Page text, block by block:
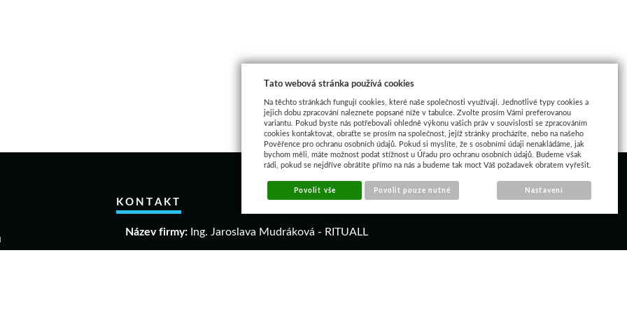
KONTAKT
Název firmy:Ing. Jaroslava Mudráková - RITUALL
Tato webová stránka používá cookies
Na těchto stránkách fungují cookies, které naše společnosti využívají. Jednotlivé typy cookies a
jejich dobu zpracování naleznete popsané níže v tabulce. Zvolte prosím Vámi preferovanou
variantu. Pokud byste nás potřebovali ohledně výkonu vašich práv v souvislosti se zpracováním
cookies kontaktovat, obraťte se prosím na společnost, jejíž stránky procházíte, nebo na našeho
Pověřence pro ochranu osobních údajů. Pokud si myslíte, že s osobními údaji nenakládáme, jak
bychom měli, máte možnost podat stížnost u Úřadu pro ochranu osobních údajů. Budeme však
rádi, pokud se nejdříve obrátíte přímo na nás a budeme tak moct Váš požadavek obratem vyřešit.
Povolit vše Povolit pouze nutné Nastavení